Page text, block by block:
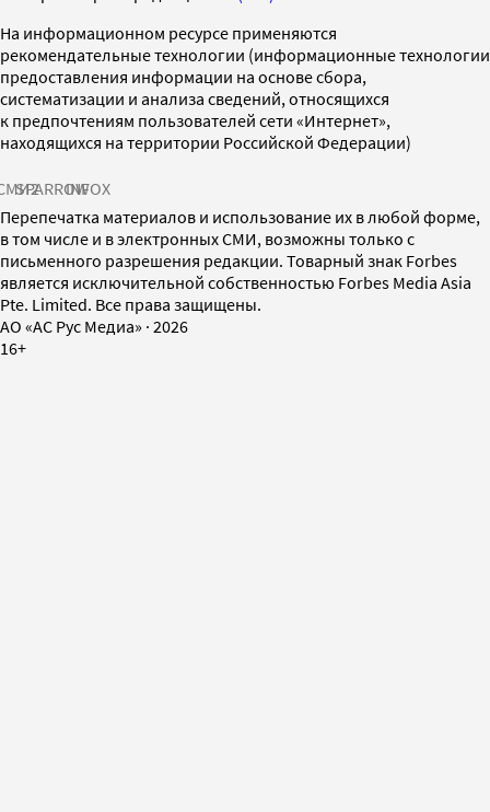
На информационном ресурсе применяются
рекомендательные технологии (информационные технологии
предоставления информации на основе сбора,
систематизации и анализа сведений, относящихся
к предпочтениям пользователей сети «Интернет»,
находящихся на территории Российской Федерации)
SPARROWINFOX
Перепечатка материалов и использование их в любой форме,
в том числе и в электронных СМИ, возможны только с
письменного разрешения редакции. Товарный знак Forbes
является исключительной собственностью Forbes Media Asia
Pte. Limited. Все права защищены.
AO «АС Рус Медиа» · 2026
16+